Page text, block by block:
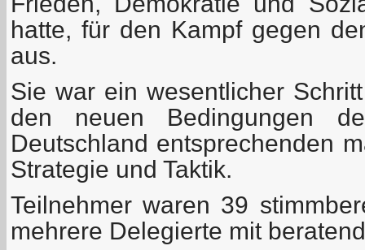
hatte, für den Kampf gegen
aus.
Sie war ein wesentlicher
den neuen Bedingungen
Deutschland entsprechenden
Strategie und Taktik.
Teilnehmer waren 39
mehrere Delegierte mit